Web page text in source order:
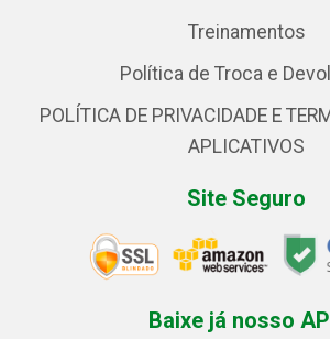
Treinamentos
Política de Troca e
POLÍTICA DE PRIVACIDADE E
APLICATIVOS
Site Seguro
Baixe já nosso